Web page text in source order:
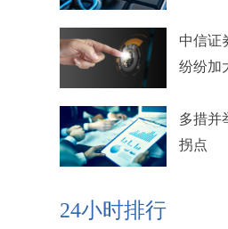
中信证
纷纷加
多措并
拐点
24小时排行